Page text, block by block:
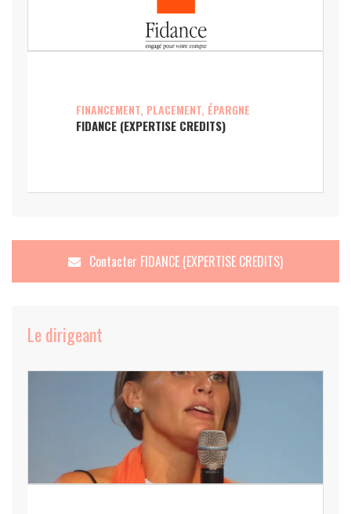
FINANCEMENT, PLACEMENT, ÉPARGNE
FIDANCE (EXPERTISE CREDITS)
Contacter FIDANCE (EXPERTISE CREDITS)
Le dirigeant